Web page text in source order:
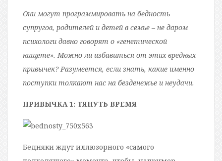
Они могут программировать на бедность
супругов, родителей и детей в семье – не даром
психологи давно говорят о «генетической
нищете». Можно ли избавиться от этих вредных
привычек? Разумеется, если знать, какие именно
поступки толкают нас на безденежье и неудачи.
ПРИВЫЧКА 1: ТЯНУТЬ ВРЕМЯ
Бедняки ждут иллюзорного «самого